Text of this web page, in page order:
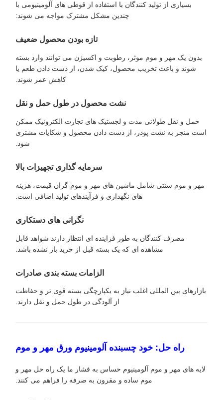
بسیاری از تولید کنندگان با استفاده از قوطی های آلومینیومی با
چندین مشکل مشترک مواجه می شوند:
تازه بودن محصول ضعیف
بدون یک مهر و موم موثر، رطوبت و اکسیژن می توانند وارد بسته
شوند و باعث تخریب محصول، کیک شدن، از دست دادن طعم یا
کاهش عمر شوند.
نشت محصول در طول حمل و نقل
حمل و نقل طولانی مدت و لجستیک های تجارت الکترونیک ممکن
است منجر به نشت پودر، از دست دادن محصول و شکایات مشتری
شود.
سرمایه گذاری تجهیزات بالا
مهر و موم سنتی شامل ماشین های مهر و موم گران قیمت، هزینه
های نگهداری و فرآیندهای تولید اضافی است.
نگرانی های دستکاری
مصرف کنندگان به طور فزاینده ای انتظار دارند شواهد قابل
مشاهده ای که یک بسته قبل از خرید باز نشده باشد.
الزامات بسته بندی صادرات
بازارهای بین المللی اغلب نیاز به یکپارچگی بسته قوی تر و حفاظت
از آلودگی در طول حمل و نقل دارند.
راه حل: خود چسبنده آلومینیوم ورق مهر و موم
لایه های مهر و موم آلومینیوم حساس به فشار ما یک راه حل مهر و
موم ساده و مقرون به صرفه را فراهم می کنند.